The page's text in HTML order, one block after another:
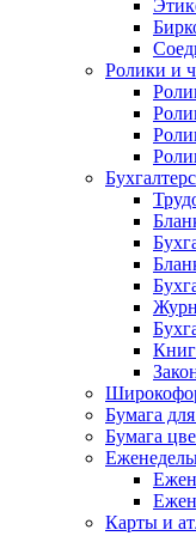
Ролики и
Бумага
Бумага
Карты и